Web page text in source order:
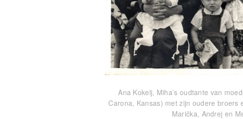
Ana Kokelj, Miha’s oudtante van
Carona, Kansas) met zijn oudere broers
Marička, Andrej en